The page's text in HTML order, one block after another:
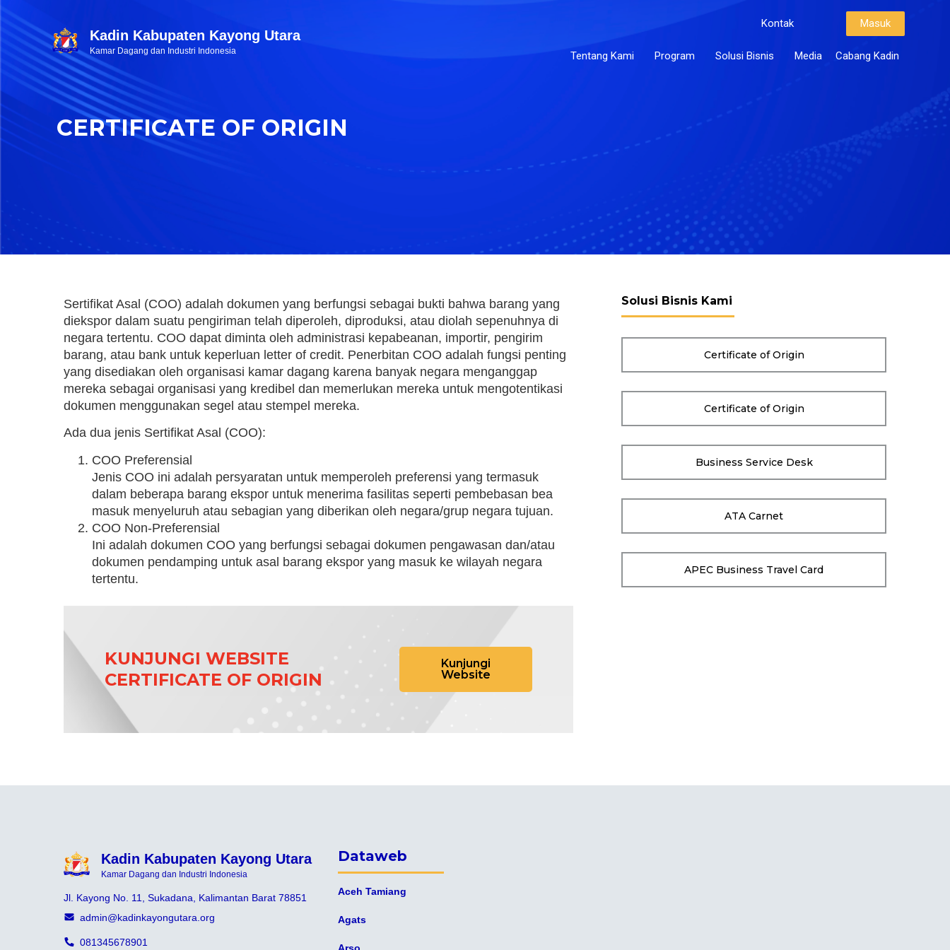
Kadin Kabupaten Kayong Utara
Kamar Dagang dan Industri Indonesia
Kontak Masuk
Tentang Kami Program Solusi Bisnis Media Cabang Kadin
CERTIFICATE OF ORIGIN
Sertifikat Asal (COO) adalah dokumen yang berfungsi sebagai bukti bahwa barang yang
diekspor dalam suatu pengiriman telah diperoleh, diproduksi, atau diolah sepenuhnya di
negara tertentu. COO dapat diminta oleh administrasi kepabeanan, importir, pengirim
barang, atau bank untuk keperluan letter of credit. Penerbitan COO adalah fungsi penting
yang disediakan oleh organisasi kamar dagang karena banyak negara menganggap
mereka sebagai organisasi yang kredibel dan memerlukan mereka untuk mengotentikasi
dokumen menggunakan segel atau stempel mereka.
Ada dua jenis Sertifikat Asal (COO):
COO Preferensial
Jenis COO ini adalah persyaratan untuk memperoleh preferensi yang termasuk
dalam beberapa barang ekspor untuk menerima fasilitas seperti pembebasan bea
masuk menyeluruh atau sebagian yang diberikan oleh negara/grup negara tujuan.
COO Non-Preferensial
Ini adalah dokumen COO yang berfungsi sebagai dokumen pengawasan dan/atau
dokumen pendamping untuk asal barang ekspor yang masuk ke wilayah negara
tertentu.
KUNJUNGI WEBSITE
CERTIFICATE OF ORIGIN
Kunjungi
Website
Solusi Bisnis Kami
Certificate of Origin
Certificate of Origin
Business Service Desk
ATA Carnet
APEC Business Travel Card
Kadin Kabupaten Kayong Utara
Kamar Dagang dan Industri Indonesia
Jl. Kayong No. 11, Sukadana, Kalimantan Barat 78851
admin@kadinkayongutara.org
081345678901
Dataweb
Aceh Tamiang
Agats
Arso